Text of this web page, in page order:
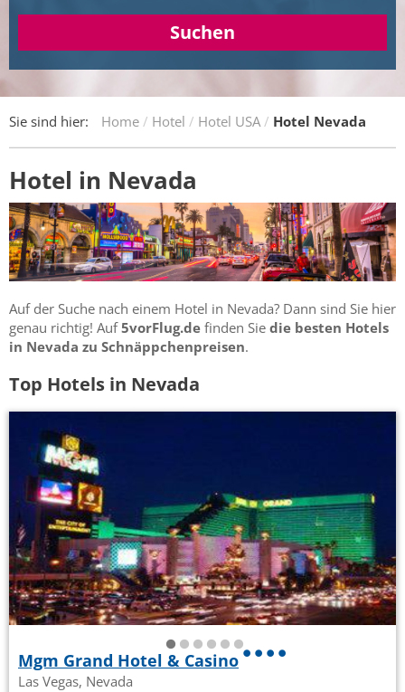
Suchen
Sie sind hier: Home Hotel Hotel USA Hotel Nevada
Hotel in Nevada
Auf der Suche nach einem Hotel in Nevada? Dann sind Sie hier
genau richtig! Auf5vorFlug.de finden Sie die besten Hotels
in Nevada zu Schnäppchenpreisen.
Top Hotels in Nevada
Mgm Grand Hotel & Casino
Las Vegas, Nevada